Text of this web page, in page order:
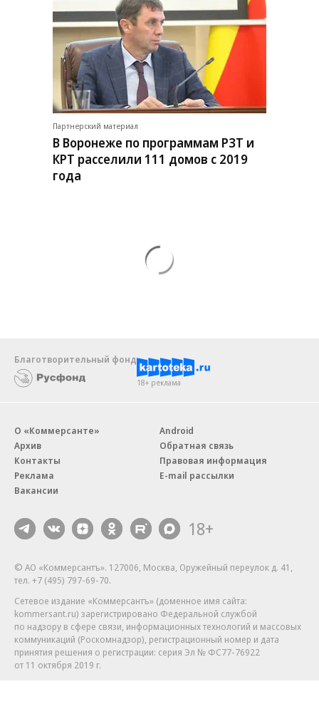
Партнерский материал
В Воронеже по программам РЗТ и
КРТ расселили 111 домов с 2019
года
Благотворительный фонд
18+ реклама
О «Коммерсанте»
Архив
Контакты
Реклама
Вакансии
Android
Обратная связь
Правовая информация
E-mail рассылки
18+
© АО «Коммерсантъ». 127006, Москва, Оружейный переулок д. 41,
тел. +7 (495) 797-69-70.
Сетевое издание «Коммерсантъ» (доменное имя сайта:
kommersant.ru) зарегистрировано Федеральной службой
по надзору в сфере связи, информационных технологий и массовых
коммуникаций (Роскомнадзор), регистрационный номер и дата
принятия решения о регистрации: серия Эл № ФС77-76922
от 11 октября 2019 г.